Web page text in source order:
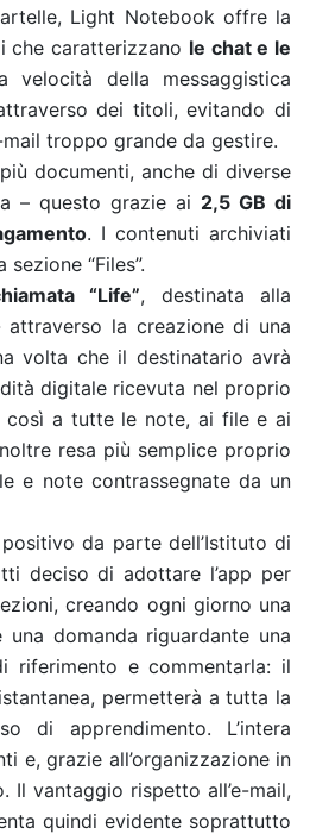
Light Notebook offre la
che caratterizzano le chat e le
della messaggistica
dei titoli, evitando di
troppo grande da gestire.
documenti, anche di diverse
– questo grazie ai 2,5 GB di
. I contenuti archiviati
“Files”.
“Life”, destinata alla
la creazione di una
volta che il destinatario avrà
digitale ricevuta nel proprio
così a tutte le note, ai file e ai
resa più semplice proprio
e note contrassegnate da un
da parte dell’Istituto di
deciso di adottare l’app per
creando ogni giorno una
domanda riguardante una
e commentarla: il
permetterà a tutta la
di apprendimento. L’intera
e, grazie all’organizzazione in
Il vantaggio rispetto all’e-mail,
quindi evidente soprattutto